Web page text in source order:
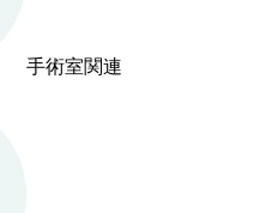
手術室関連